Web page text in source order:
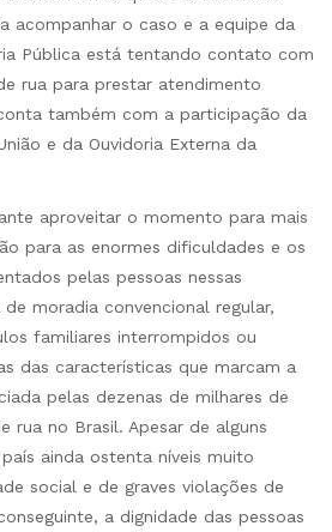
acompanhar o caso e a equipe da
Pública está tentando contato com
rua para prestar atendimento
também com a participação da
e da Ouvidoria Externa da
aproveitar o momento para mais
para as enormes dificuldades e os
pelas pessoas nessas
moradia convencional regular,
familiares interrompidos ou
das características que marcam a
pelas dezenas de milhares de
rua no Brasil. Apesar de alguns
ainda ostenta níveis muito
social e de graves violações de
a dignidade das pessoas